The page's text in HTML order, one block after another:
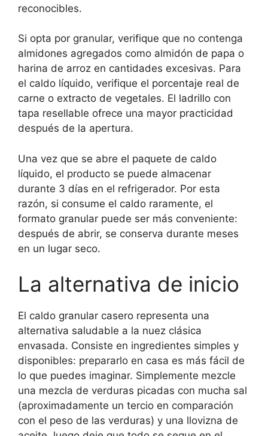
reconocibles.
Si opta por granular, verifique que no contenga
almidones agregados como almidón de papa o
harina de arroz en cantidades excesivas. Para
el caldo líquido, verifique el porcentaje real de
carne o extracto de vegetales. El ladrillo con
tapa resellable ofrece una mayor practicidad
después de la apertura.
Una vez que se abre el paquete de caldo
líquido, el producto se puede almacenar
durante 3 días en el refrigerador. Por esta
razón, si consume el caldo raramente, el
formato granular puede ser más conveniente:
después de abrir, se conserva durante meses
en un lugar seco.
La alternativa de inicio
El caldo granular casero representa una
alternativa saludable a la nuez clásica
envasada. Consiste en ingredientes simples y
disponibles: prepararlo en casa es más fácil de
lo que puedes imaginar. Simplemente mezcle
una mezcla de verduras picadas con mucha sal
(aproximadamente un tercio en comparación
con el peso de las verduras) y una llovizna de